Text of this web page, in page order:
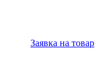
Заявка на товар